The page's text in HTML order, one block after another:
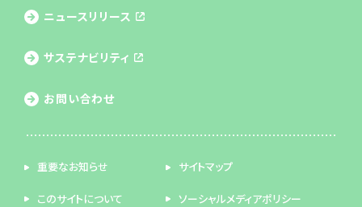
ニュースリリース
サステナビリティ
お問い合わせ
重要なお知らせ サイトマップ
このサイトについて ソーシャルメディアポリシー